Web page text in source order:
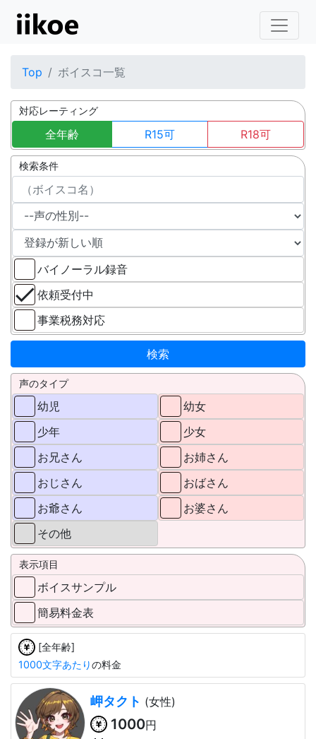
Top ボイスコ一覧
対応レーティング
全年齢 R15可 R18可
検索条件
バイノーラル録音
依頼受付中
事業税務対応
声のタイプ
幼児
少年
お兄さん
おじさん
お爺さん
その他
幼女
少女
お姉さん
おばさん
お婆さん
表示項目
ボイスサンプル
簡易料金表
[全年齢]
1000文字あたりの料金
岬タクト (女性)
1000円